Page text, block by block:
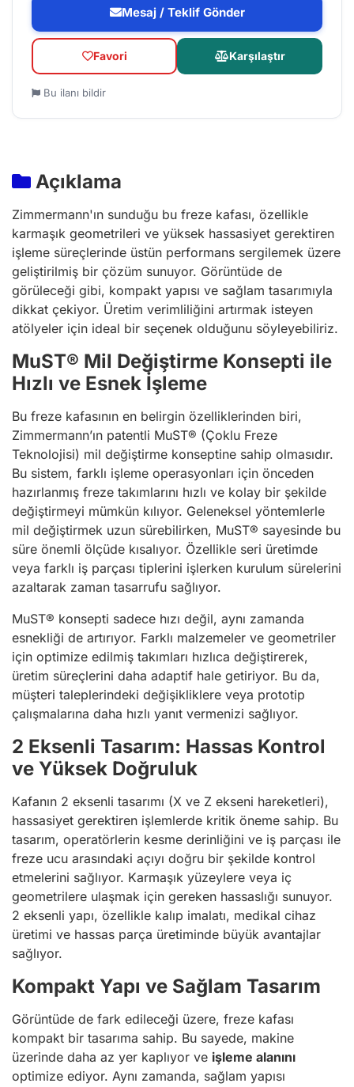
Mesaj / Teklif Gönder
Favori Karşılaştır
Bu ilanı bildir
Açıklama
Zimmermann'ın sunduğu bu freze kafası, özellikle
karmaşık geometrileri ve yüksek hassasiyet gerektiren
işleme süreçlerinde üstün performans sergilemek üzere
geliştirilmiş bir çözüm sunuyor. Görüntüde de
görüleceği gibi, kompakt yapısı ve sağlam tasarımıyla
dikkat çekiyor. Üretim verimliliğini artırmak isteyen
atölyeler için ideal bir seçenek olduğunu söyleyebiliriz.
MuST® Mil Değiştirme Konsepti ile
Hızlı ve Esnek İşleme
Bu freze kafasının en belirgin özelliklerinden biri,
Zimmermann’ın patentli MuST® (Çoklu Freze
Teknolojisi) mil değiştirme konseptine sahip olmasıdır.
Bu sistem, farklı işleme operasyonları için önceden
hazırlanmış freze takımlarını hızlı ve kolay bir şekilde
değiştirmeyi mümkün kılıyor. Geleneksel yöntemlerle
mil değiştirmek uzun sürebilirken, MuST® sayesinde bu
süre önemli ölçüde kısalıyor. Özellikle seri üretimde
veya farklı iş parçası tiplerini işlerken kurulum sürelerini
azaltarak zaman tasarrufu sağlıyor.
MuST® konsepti sadece hızı değil, aynı zamanda
esnekliği de artırıyor. Farklı malzemeler ve geometriler
için optimize edilmiş takımları hızlıca değiştirerek,
üretim süreçlerini daha adaptif hale getiriyor. Bu da,
müşteri taleplerindeki değişikliklere veya prototip
çalışmalarına daha hızlı yanıt vermenizi sağlıyor.
2 Eksenli Tasarım: Hassas Kontrol
ve Yüksek Doğruluk
Kafanın 2 eksenli tasarımı (X ve Z ekseni hareketleri),
hassasiyet gerektiren işlemlerde kritik öneme sahip. Bu
tasarım, operatörlerin kesme derinliğini ve iş parçası ile
freze ucu arasındaki açıyı doğru bir şekilde kontrol
etmelerini sağlıyor. Karmaşık yüzeylere veya iç
geometrilere ulaşmak için gereken hassaslığı sunuyor.
2 eksenli yapı, özellikle kalıp imalatı, medikal cihaz
üretimi ve hassas parça üretiminde büyük avantajlar
sağlıyor.
Kompakt Yapı ve Sağlam Tasarım
Görüntüde de fark edileceği üzere, freze kafası
kompakt bir tasarıma sahip. Bu sayede, makine
üzerinde daha az yer kaplıyor ve işleme alanını
optimize ediyor. Aynı zamanda, sağlam yapısı